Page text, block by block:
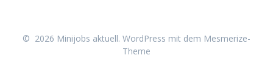
© 2026 Minijobs aktuell. WordPress mit dem Mesmerize-
Theme